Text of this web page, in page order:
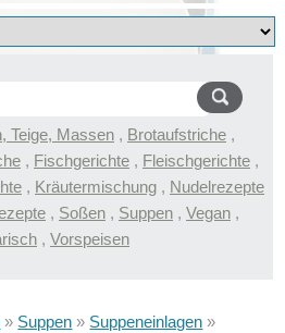
Teige, Massen , Brotaufstriche ,
, Fischgerichte , Fleischgerichte ,
, Kräutermischung , Nudelrezepte
, Soßen , Suppen , Vegan ,
, Vorspeisen
» Suppen » Suppeneinlagen »